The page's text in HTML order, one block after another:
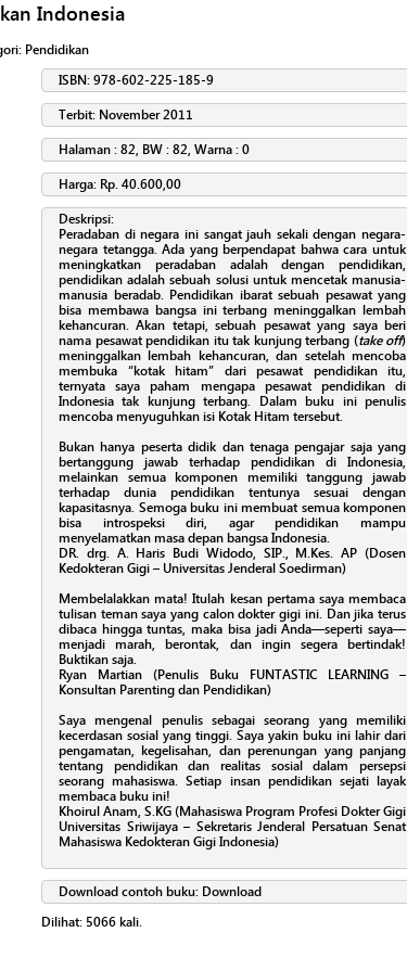
Indonesia
Pendidikan
ISBN: 978-602-225-185-9
Terbit: November 2011
Halaman : 82, BW : 82, Warna : 0
Harga: Rp. 40.600,00
Deskripsi:
Peradaban di negara ini sangat jauh sekali dengan negara-
negara tetangga. Ada yang berpendapat bahwa cara untuk
meningkatkan peradaban adalah dengan pendidikan,
pendidikan adalah sebuah solusi untuk mencetak manusia-
manusia beradab. Pendidikan ibarat sebuah pesawat yang
bisa membawa bangsa ini terbang meninggalkan lembah
kehancuran. Akan tetapi, sebuah pesawat yang saya beri
nama pesawat pendidikan itu tak kunjung terbang (take off)
meninggalkan lembah kehancuran, dan setelah mencoba
membuka “kotak hitam” dari pesawat pendidikan itu,
ternyata saya paham mengapa pesawat pendidikan di
Indonesia tak kunjung terbang. Dalam buku ini penulis
mencoba menyuguhkan isi Kotak Hitam tersebut.
Bukan hanya peserta didik dan tenaga pengajar saja yang
bertanggung jawab terhadap pendidikan di Indonesia,
melainkan semua komponen memiliki tanggung jawab
terhadap dunia pendidikan tentunya sesuai dengan
kapasitasnya. Semoga buku ini membuat semua komponen
bisa introspeksi diri, agar pendidikan mampu
menyelamatkan masa depan bangsa Indonesia.
DR. drg. A. Haris Budi Widodo, SIP., M.Kes. AP (Dosen
Kedokteran Gigi – Universitas Jenderal Soedirman)
Membelalakkan mata! Itulah kesan pertama saya membaca
tulisan teman saya yang calon dokter gigi ini. Dan jika terus
dibaca hingga tuntas, maka bisa jadi Anda—seperti saya—
menjadi marah, berontak, dan ingin segera bertindak!
Buktikan saja.
Ryan Martian (Penulis Buku FUNTASTIC LEARNING –
Konsultan Parenting dan Pendidikan)
Saya mengenal penulis sebagai seorang yang memiliki
kecerdasan sosial yang tinggi. Saya yakin buku ini lahir dari
pengamatan, kegelisahan, dan perenungan yang panjang
tentang pendidikan dan realitas sosial dalam persepsi
seorang mahasiswa. Setiap insan pendidikan sejati layak
membaca buku ini!
Khoirul Anam, S.KG (Mahasiswa Program Profesi Dokter Gigi
Universitas Sriwijaya – Sekretaris Jenderal Persatuan Senat
Mahasiswa Kedokteran Gigi Indonesia)
Download contoh buku: Download
Dilihat: 5066 kali.